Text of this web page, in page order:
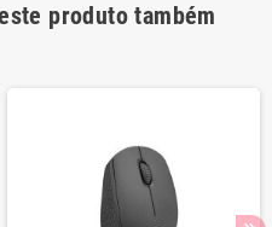
produto também